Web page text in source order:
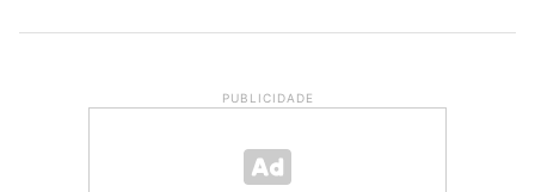
PUBLICIDADE